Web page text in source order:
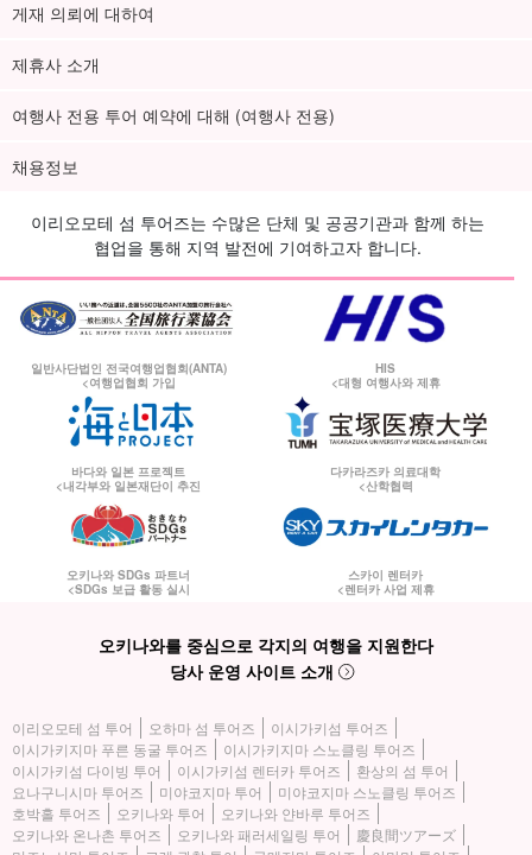
게재 의뢰에 대하여
제휴사 소개
여행사 전용 투어 예약에 대해 (여행사 전용)
채용정보
이리오모테 섬 투어즈는 수많은 단체 및 공공기관과 함께 하는
협업을 통해 지역 발전에 기여하고자 합니다.
일반사단법인 전국여행업협회(ANTA)
<여행업협회 가입
HIS
<대형 여행사와 제휴
바다와 일본 프로젝트
<내각부와 일본재단이 추진
다카라즈카 의료대학
<산학협력
오키나와 SDGs 파트너
<SDGs 보급 활동 실시
스카이 렌터카
<렌터카 사업 제휴
오키나와를 중심으로 각지의 여행을 지원한다
당사 운영 사이트 소개
이리오모테 섬 투어 오하마 섬 투어즈
이시가키섬 투어즈
이시가키지마 푸른 동굴 투어즈
이시가키지마 스노클링 투어즈
이시가키섬 다이빙 투어
이시가키섬 렌터카 투어즈
환상의 섬 투어
요나구니시마 투어즈
미야코지마 투어
미야코지마 스노클링 투어즈
호박홀 투어즈
오키나와 투어
오키나와 얀바루 투어즈
오키나와 온나촌 투어즈
오키나와 패러세일링 투어
慶良間ツアーズ